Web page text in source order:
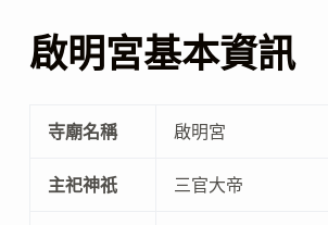
啟明宮基本資訊
寺廟名稱 啟明宮
主祀神祇 三官大帝